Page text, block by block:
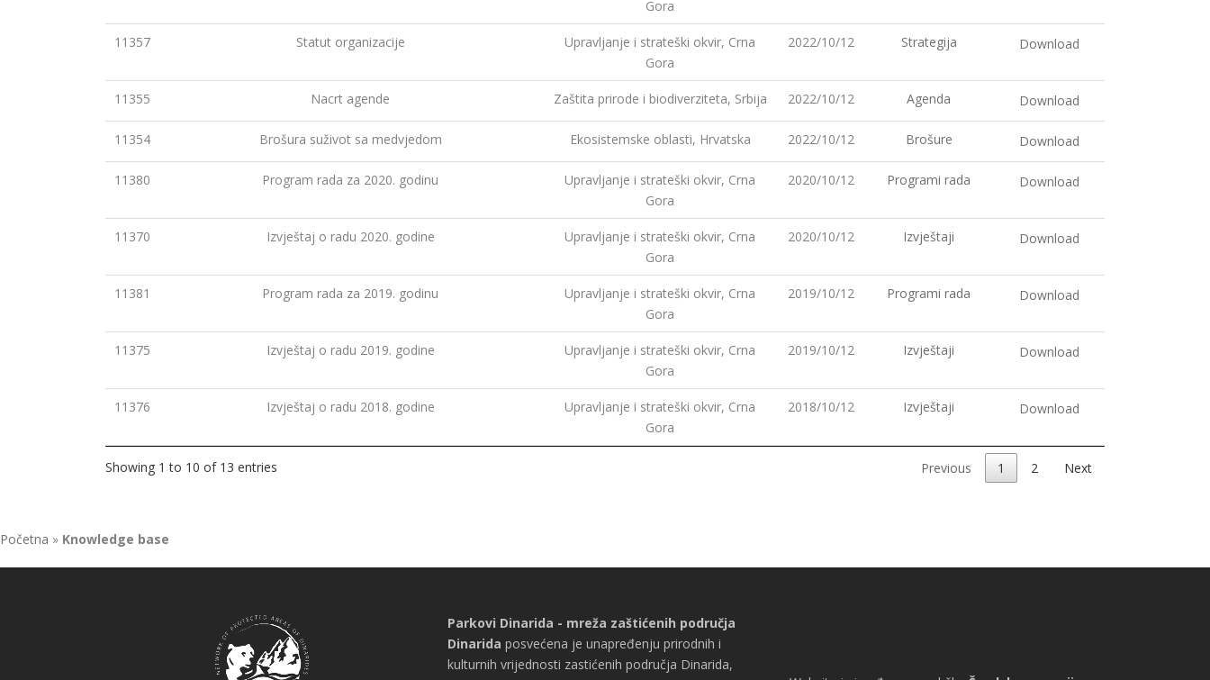
Gora
11357 Statut organizacije
Upravljanje i strateški okvir, Crna
Gora
2022/10/12 Strategija Download
11355 Nacrt agende Zaštita prirode i biodiverziteta, Srbija 2022/10/12 Agenda Download
11354 Brošura suživot sa medvjedom Ekosistemske oblasti, Hrvatska 2022/10/12 Brošure Download
11380 Program rada za 2020. godinu
Upravljanje i strateški okvir, Crna
Gora
2020/10/12 Programi rada Download
11370 Izvještaj o radu 2020. godine
Upravljanje i strateški okvir, Crna
Gora
2020/10/12 Izvještaji Download
11381 Program rada za 2019. godinu
Upravljanje i strateški okvir, Crna
Gora
2019/10/12 Programi rada Download
11375 Izvještaj o radu 2019. godine
Upravljanje i strateški okvir, Crna
Gora
2019/10/12 Izvještaji Download
11376 Izvještaj o radu 2018. godine
Upravljanje i strateški okvir, Crna
Gora
2018/10/12 Izvještaji Download
Showing 1 to 10 of 13 entries Previous 1 2 Next
Početna » Knowledge base
Parkovi Dinarida - mreža zaštićenih područja
Dinarida posvećena je unapređenju prirodnih i
kulturnih vrijednosti zastićenih područja Dinarida,